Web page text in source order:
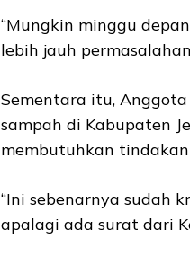
“Mungkin minggu
lebih jauh
Sementara itu, Anggota
sampah di Kabupaten
membutuhkan
“Ini sebenarnya sudah
apalagi ada surat dari